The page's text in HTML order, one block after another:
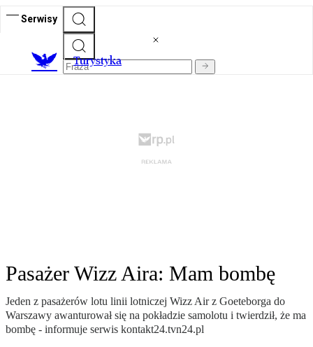
Serwisy
Turystyka
Pasażer Wizz Aira: Mam bombę
Jeden z pasażerów lotu linii lotniczej Wizz Air z Goeteborga do
Warszawy awanturował się na pokładzie samolotu i twierdził, że ma
bombę - informuje serwis kontakt24.tvn24.pl